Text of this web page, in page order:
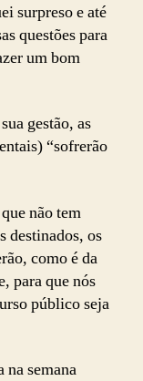
surpreso e até
questões para
um bom
gestão, as
“sofrerão
não tem
destinados, os
como é da
para que nós
público seja
semana